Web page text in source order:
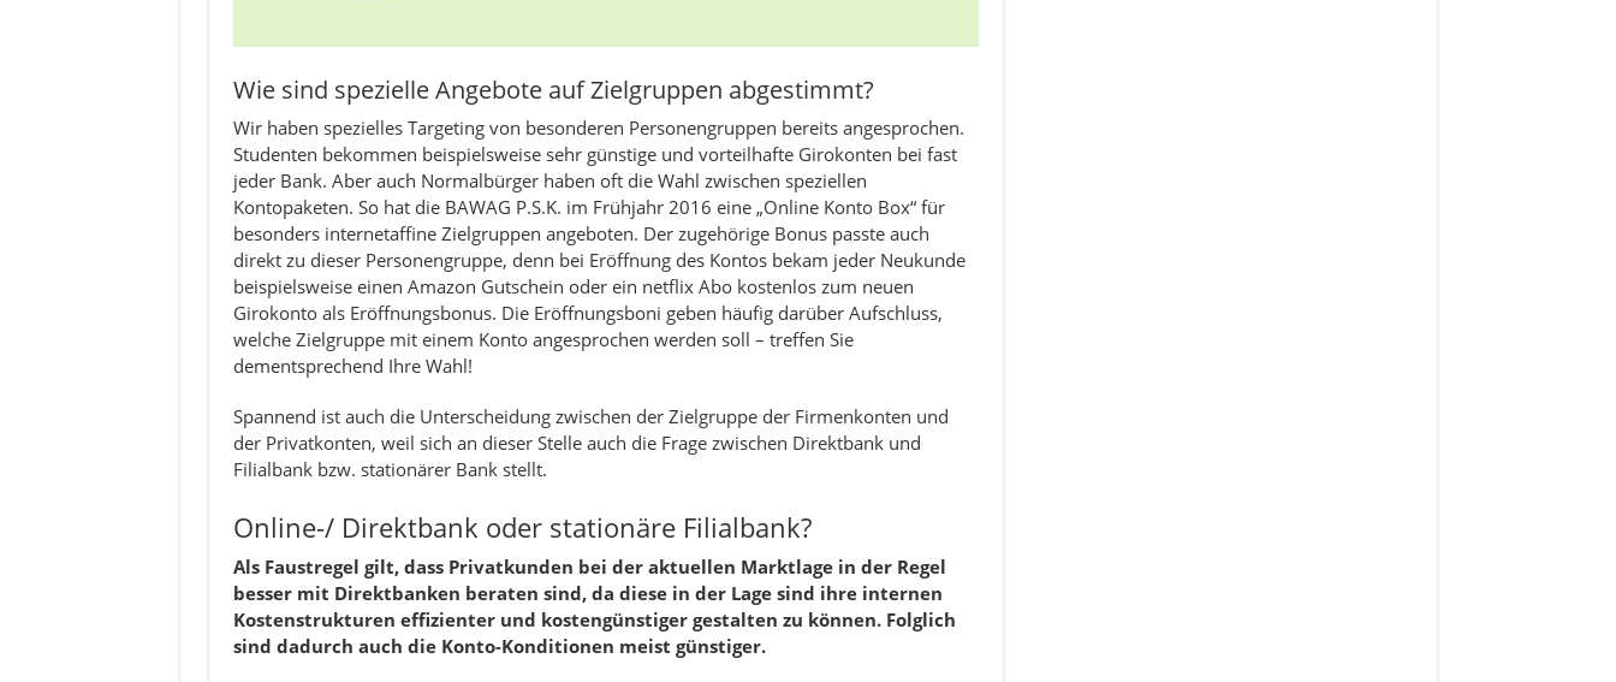
Wie sind spezielle Angebote auf Zielgruppen abgestimmt?
Wir haben spezielles Targeting von besonderen Personengruppen bereits angesprochen.
Studenten bekommen beispielsweise sehr günstige und vorteilhafte Girokonten bei fast
jeder Bank. Aber auch Normalbürger haben oft die Wahl zwischen speziellen
Kontopaketen. So hat die BAWAG P.S.K. im Frühjahr 2016 eine „Online Konto Box“ für
besonders internetaffine Zielgruppen angeboten. Der zugehörige Bonus passte auch
direkt zu dieser Personengruppe, denn bei Eröffnung des Kontos bekam jeder Neukunde
beispielsweise einen Amazon Gutschein oder ein netflix Abo kostenlos zum neuen
Girokonto als Eröffnungsbonus. Die Eröffnungsboni geben häufig darüber Aufschluss,
welche Zielgruppe mit einem Konto angesprochen werden soll – treffen Sie
dementsprechend Ihre Wahl!
Spannend ist auch die Unterscheidung zwischen der Zielgruppe der Firmenkonten und
der Privatkonten, weil sich an dieser Stelle auch die Frage zwischen Direktbank und
Filialbank bzw. stationärer Bank stellt.
Online-/ Direktbank oder stationäre Filialbank?
Als Faustregel gilt, dass Privatkunden bei der aktuellen Marktlage in der Regel
besser mit Direktbanken beraten sind, da diese in der Lage sind ihre internen
Kostenstrukturen effizienter und kostengünstiger gestalten zu können. Folglich
sind dadurch auch die Konto-Konditionen meist günstiger.